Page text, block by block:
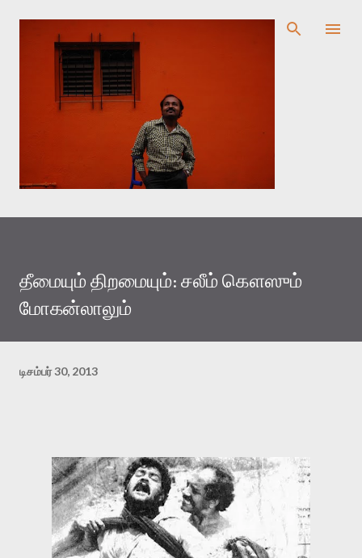
முதன்மை உள்ளடக்கத்திற்குச் செல்
தீமையும் திறமையும்: சலீம் கௌஸும்
மோகன்லாலும்
டிசம்பர் 30, 2013